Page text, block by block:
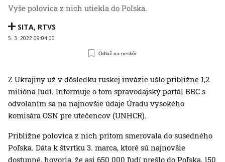
Vyše polovica z nich utiekla do Poľska.
SITA, RTVS
5. 3. 2022 09:04:00
Odlož na neskôr
Z Ukrajiny už v dôsledku ruskej invázie ušlo približne 1,2
milióna ľudí. Informuje o tom spravodajský portál BBC s
odvolaním sa na najnovšie údaje Úradu vysokého
komisára OSN pre utečencov (UNHCR).
Približne polovica z nich pritom smerovala do susedného
Poľska. Dáta k štvrtku 3. marca, ktoré sú najnovšie
dostupné, hovoria, že asi 650 000 ľudí prešlo do Poľska, 150